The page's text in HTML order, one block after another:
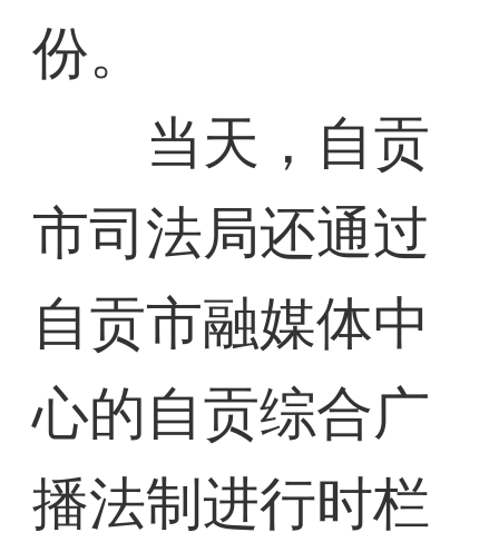
份。
当天，自贡
市司法局还通过
自贡市融媒体中
心的自贡综合广
播法制进行时栏